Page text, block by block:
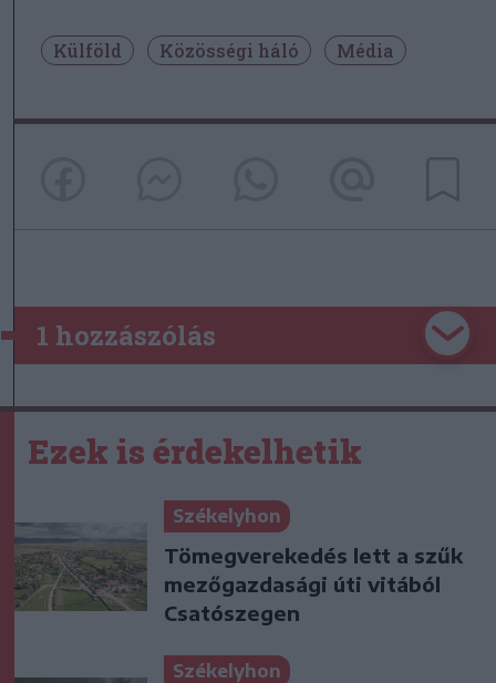
Külföld Közösségi háló Média
1 hozzászólás
Ezek is érdekelhetik
Székelyhon
Tömegverekedés lett a szűk
mezőgazdasági úti vitából
Csatószegen
Székelyhon